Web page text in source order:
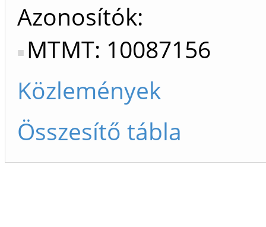
Azonosítók
MTMT: 10087156
Közlemények
Összesítő tábla